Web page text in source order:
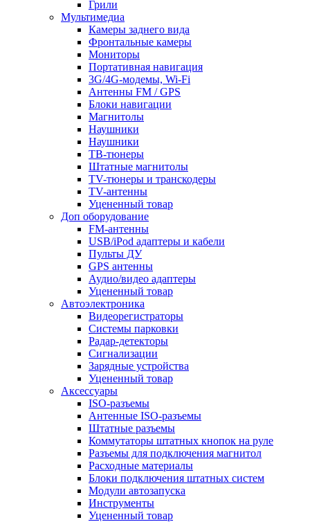
Грили
Мультимедиа
Камеры заднего вида
Фронтальные камеры
Мониторы
Портативная навигация
3G/4G-модемы, Wi-Fi
Антенны FM / GPS
Блоки навигации
Магнитолы
Наушники
Наушники
ТВ-тюнеры
Штатные магнитолы
TV-тюнеры и транскодеры
TV-антенны
Уцененный товар
Доп оборудование
FM-антенны
USB/iPod адаптеры и кабели
Пульты ДУ
GPS антенны
Аудио/видео адаптеры
Уцененный товар
Автоэлектроника
Видеорегистраторы
Системы парковки
Радар-детекторы
Сигнализации
Зарядные устройства
Уцененный товар
Аксессуары
ISO-разъемы
Антенные ISO-разъемы
Штатные разъемы
Коммутаторы штатных кнопок на руле
Разъемы для подключения магнитол
Расходные материалы
Блоки подключения штатных систем
Модули автозапуска
Инструменты
Уцененный товар